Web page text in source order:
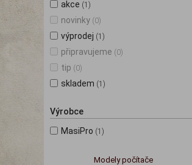
akce (1)
novinky (0)
výprodej (1)
připravujeme (0)
tip (0)
skladem (1)
Výrobce
MasiPro (1)
Modely počítače